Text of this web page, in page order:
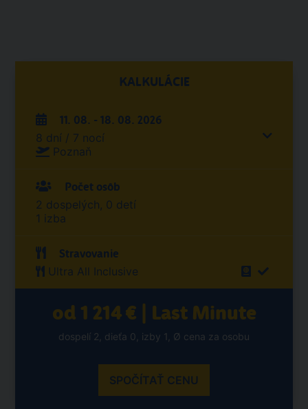
KALKULÁCIE
11. 08. - 18. 08. 2026
8 dní / 7 nocí
Poznaň
Počet osôb
2 dospelých, 0 detí
1 izba
Stravovanie
Ultra All Inclusive
od 1 214 € | Last Minute
dospelí 2, dieťa 0, izby 1, Ø cena za osobu
SPOČÍTAŤ CENU